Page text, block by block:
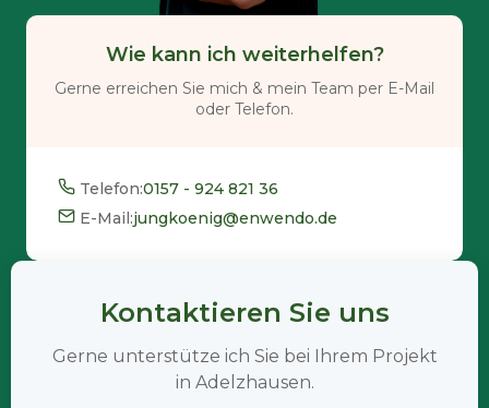
Wie kann ich weiterhelfen?
Gerne erreichen Sie mich & mein Team per E-Mail
oder Telefon.
Telefon:0157 - 924 821 36
E-Mail:jungkoenig@enwendo.de
Kontaktieren Sie uns
Gerne unterstütze ich Sie bei Ihrem Projekt
in Adelzhausen.